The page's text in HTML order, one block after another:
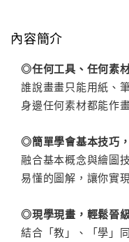
內容簡介
◎任何工具、任何素
誰說畫畫只能用紙、
身邊任何素材都能作
◎簡單學會基本技巧
融合基本概念與繪圖
易懂的圖解，讓你實
◎現學現畫，輕鬆晉
結合「教」、「學」